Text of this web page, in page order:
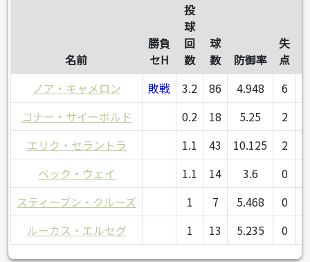
名前
勝負
セH
投
球
回
数
球
数
防御率
失
点
ノア・キャメロン
敗戦 3.2 86 4.948 6
コナー・サイーボルド
0.2 18 5.25 2
エリク・セラントラ
1.1 43 10.125 2
ベック・ウェイ
1.1 14 3.6 0
スティーブン・クルーズ
1 7 5.468 0
ルーカス・エルセグ
1 13 5.235 0